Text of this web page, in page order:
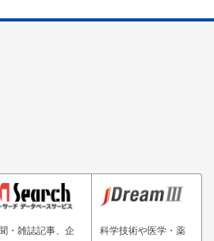
・雑誌記事、企
科学技術や医学・薬